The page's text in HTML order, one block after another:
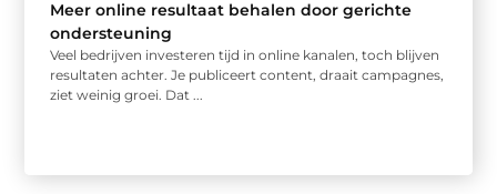
Meer online resultaat behalen door gerichte
ondersteuning
Veel bedrijven investeren tijd in online kanalen, toch blijven
resultaten achter. Je publiceert content, draait campagnes,
ziet weinig groei. Dat ...